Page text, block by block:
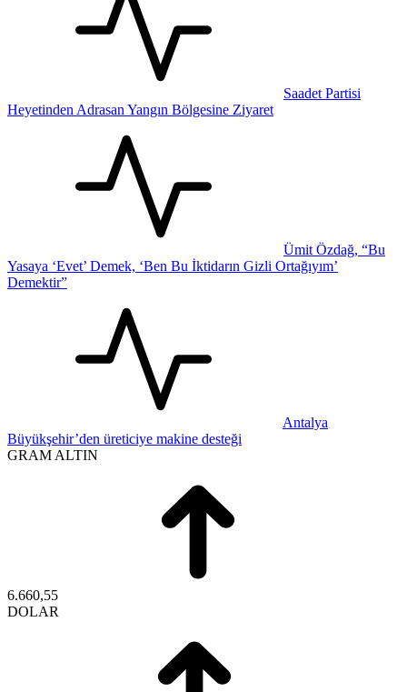
Saadet Partisi
Heyetinden Adrasan Yangın Bölgesine Ziyaret
Ümit Özdağ, “Bu
Yasaya ‘Evet’ Demek, ‘Ben Bu İktidarın Gizli Ortağıyım’
Demektir”
Antalya
Büyükşehir’den üreticiye makine desteği
GRAM ALTIN
6.660,55
DOLAR